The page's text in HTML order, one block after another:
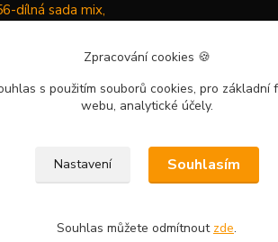
dílná sada mix,
samostatný stroj
Zpracování cookies 🍪
s použitím souborů cookies, pro základní
webu, analytické účely.
Nastavení Souhlasím
Souhlas můžete odmítnout zde.